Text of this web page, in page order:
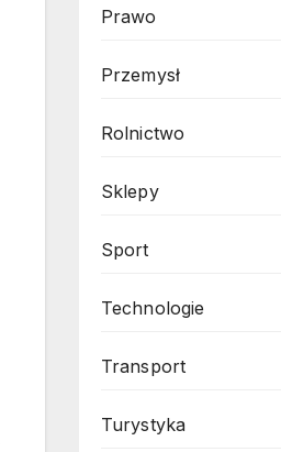
Prawo
Przemysł
Rolnictwo
Sklepy
Sport
Technologie
Transport
Turystyka